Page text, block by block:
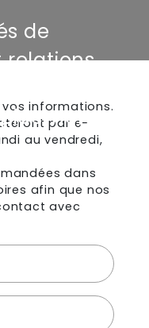
de
informations.
par e-
au vendredi,
dans
afin que nos
avec